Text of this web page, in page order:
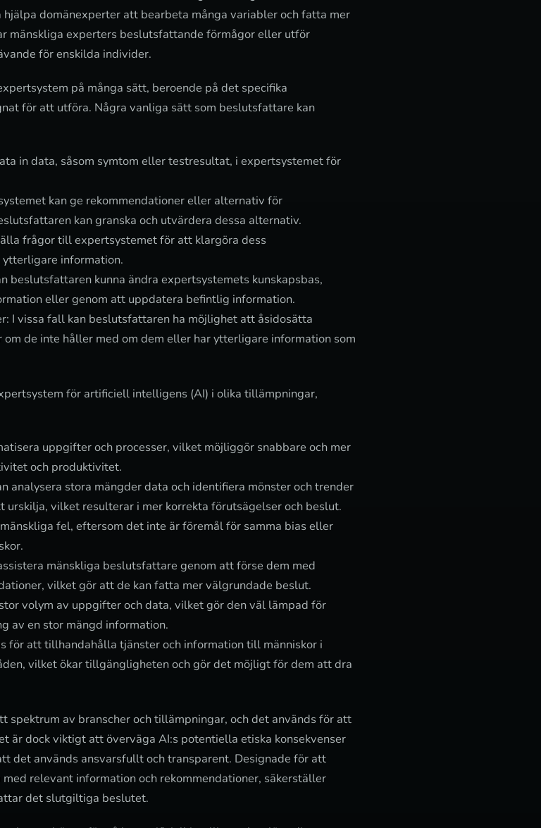
domänexperter att bearbeta många variabler och fatta mer
mänskliga experters beslutsfattande förmågor eller utför
för enskilda individer.
på många sätt, beroende på det specifika
för att utföra. Några vanliga sätt som beslutsfattare kan
in data, såsom symtom eller testresultat, i expertsystemet för
kan ge rekommendationer eller alternativ för
kan granska och utvärdera dessa alternativ.
frågor till expertsystemet för att klargöra dess
information.
beslutsfattaren kunna ändra expertsystemets kunskapsbas,
eller genom att uppdatera befintlig information.
I vissa fall kan beslutsfattaren ha möjlighet att åsidosätta
de inte håller med om dem eller har ytterligare information som
för artificiell intelligens (AI) i olika tillämpningar,
uppgifter och processer, vilket möjliggör snabbare och mer
och produktivitet.
analysera stora mängder data och identifiera mönster och trender
urskilja, vilket resulterar i mer korrekta förutsägelser och beslut.
fel, eftersom det inte är föremål för samma bias eller
mänskliga beslutsfattare genom att förse dem med
vilket gör att de kan fatta mer välgrundade beslut.
volym av uppgifter och data, vilket gör den väl lämpad för
av en stor mängd information.
för att tillhandahålla tjänster och information till människor i
vilket ökar tillgängligheten och gör det möjligt för dem att dra
av branscher och tillämpningar, och det används för att
är dock viktigt att överväga AI:s potentiella etiska konsekvenser
det används ansvarsfullt och transparent. Designade för att
relevant information och rekommendationer, säkerställer
det slutgiltiga beslutet.